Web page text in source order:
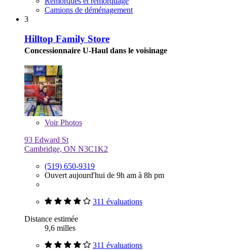
Camions de déménagement
3
Hilltop Family Store
Concessionnaire U-Haul dans le voisinage
VoirPhotos
93 Edward St
Cambridge, ON N3C1K2
(519) 650-9319
Ouvert aujourd'hui de 9h am à 8h pm
311 évaluations
Distance estimée
9,6 milles
311 évaluations